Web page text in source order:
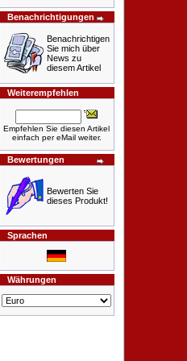
Benachrichtigungen
Benachrichtigen
Sie mich über
News zu
diesem Artikel
Weiterempfehlen
Empfehlen Sie diesen Artikel
einfach per eMail weiter.
Bewertungen
Bewerten Sie
dieses Produkt!
Sprachen
Währungen